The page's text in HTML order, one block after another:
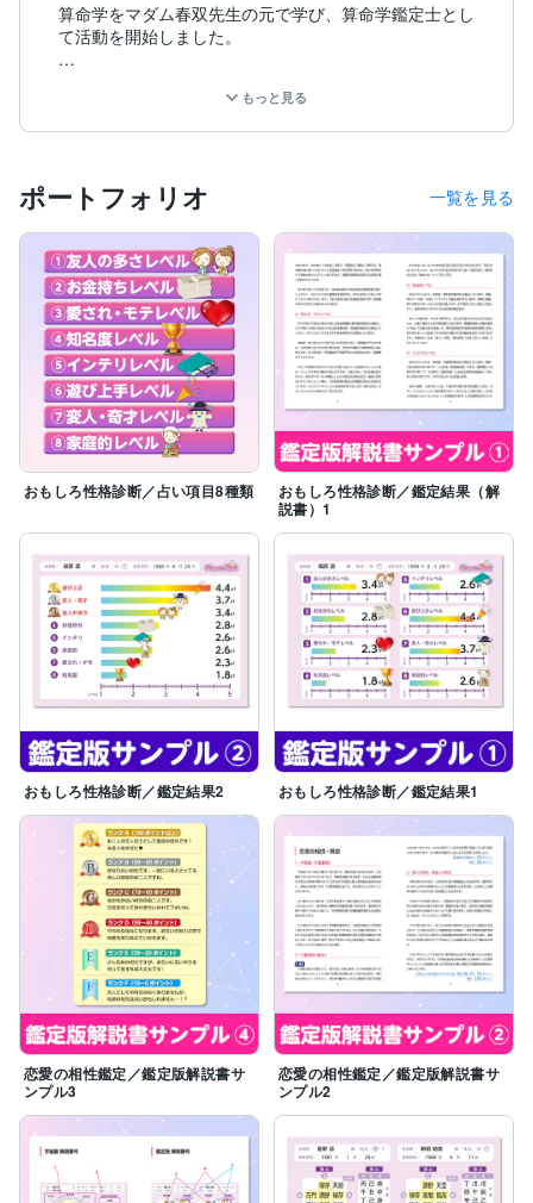
算命学をマダム春双先生の元で学び、算命学鑑定士とし
て活動を開始しました。
ご自分の誕生日から持って生まれた宿命を読み取り、そ
相性診断や適職診断、お子さんの育て方など色々なお悩
みに対応することが出来ます。
まずはご自身のトリセツ（ご自身の鑑定版+鑑定版の説
明書）を是非ご覧になってみませんか？
人生に迷った時や何かを決断しなければならない時に、
きっとお役に立つことでしょう。
また自分というものが分かると、人生がとても生きやす
くなります。
皆様からのお問い合わせ、お待ちしております。
白幸美卯（しらゆきみう）
もっと見る
ポートフォリオ 一覧を見る
おもしろ性格診断／占い項目8種類
おもしろ性格診断／鑑定結果（解
説書）1
おもしろ性格診断／鑑定結果2 おもしろ性格診断／鑑定結果1
恋愛の相性鑑定／鑑定版解説書サ
ンプル3
恋愛の相性鑑定／鑑定版解説書サ
ンプル2